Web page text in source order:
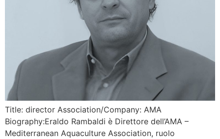
Title: director Association/Company: AMA
Biography:Eraldo Rambaldi è Direttore dell’AMA –
Mediterranean Aquaculture Association, ruolo